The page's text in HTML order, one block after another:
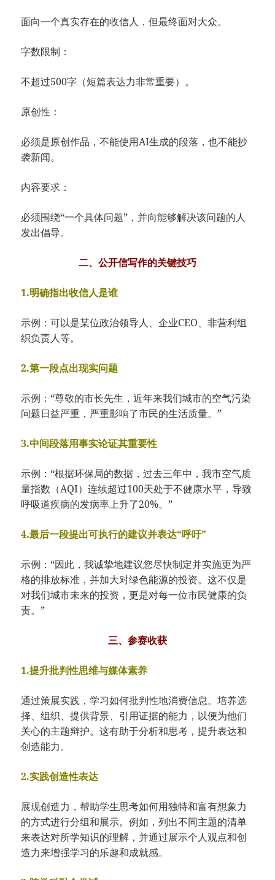
面向一个真实存在的收信人，但最终面对大众。
字数限制：
不超过500字（短篇表达力非常重要）。
原创性：
必须是原创作品，不能使用AI生成的段落，也不能抄
袭新闻。
内容要求：
必须围绕“一个具体问题”，并向能够解决该问题的人
发出倡导。
二、公开信写作的关键技巧
1.明确指出收信人是谁
示例：可以是某位政治领导人、企业CEO、非营利组
织负责人等。
2.第一段点出现实问题
示例：“尊敬的市长先生，近年来我们城市的空气污染
问题日益严重，严重影响了市民的生活质量。”
3.中间段落用事实论证其重要性
示例：“根据环保局的数据，过去三年中，我市空气质
量指数（AQI）连续超过100天处于不健康水平，导致
呼吸道疾病的发病率上升了20%。”
4.最后一段提出可执行的建议并表达“呼吁”
示例：“因此，我诚挚地建议您尽快制定并实施更为严
格的排放标准，并加大对绿色能源的投资。这不仅是
对我们城市未来的投资，更是对每一位市民健康的负
责。”
三、参赛收获
1.提升批判性思维与媒体素养
通过策展实践，学习如何批判性地消费信息。培养选
择、组织、提供背景、引用证据的能力，以便为他们
关心的主题辩护。这有助于分析和思考，提升表达和
创造能力。
2.实践创造性表达
展现创造力，帮助学生思考如何用独特和富有想象力
的方式进行分组和展示。例如，列出不同主题的清单
来表达对所学知识的理解，并通过展示个人观点和创
造力来增强学习的乐趣和成就感。